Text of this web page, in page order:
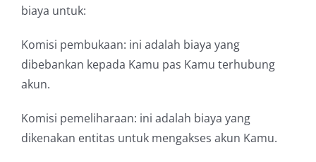
biaya untuk:
Komisi pembukaan: ini adalah biaya yang
dibebankan kepada Kamu pas Kamu terhubung
akun.
Komisi pemeliharaan: ini adalah biaya yang
dikenakan entitas untuk mengakses akun Kamu.